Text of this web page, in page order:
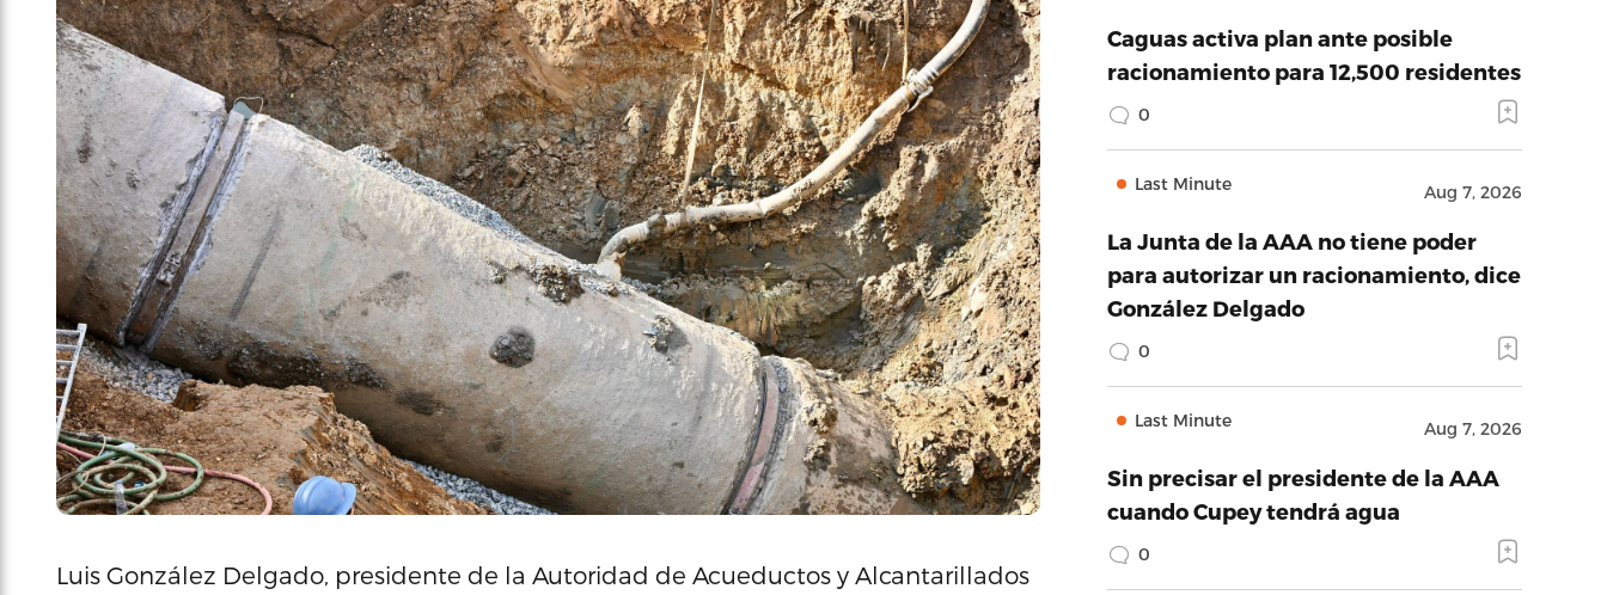
Luis González Delgado, presidente de la Autoridad de Acueductos y Alcantarillados
Caguas activa plan ante posible
racionamiento para 12,500 residentes
0
Last Minute Aug 7, 2026
La Junta de la AAA no tiene poder
para autorizar un racionamiento, dice
González Delgado
0
Last Minute Aug 7, 2026
Sin precisar el presidente de la AAA
cuando Cupey tendrá agua
0